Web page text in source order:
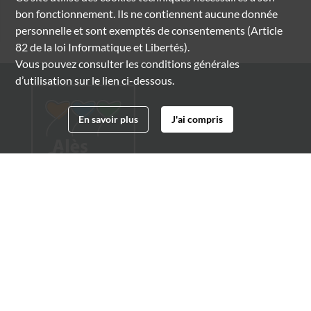
bon fonctionnement. Ils ne contiennent aucune donnée
personnelle et sont exemptés de consentements (Article
82 de la loi Informatique et Libertés).
Vous pouvez consulter les conditions générales
d’utilisation sur le lien ci-dessous.
En savoir plus J'ai compris